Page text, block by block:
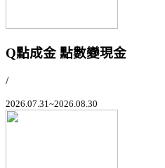
Q點成金 點數變現金
/
2026.07.31~2026.08.30